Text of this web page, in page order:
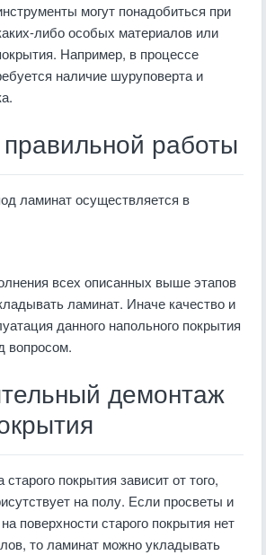
могут понадобиться при
либо особых материалов или
Например, в процессе
наличие шуруповерта и
работы
ламинат осуществляется в
всех описанных выше этапов
ламинат. Иначе качество и
данного напольного покрытия
вопросом.
демонтаж
покрытия зависит от того,
на полу. Если просветы и
поверхности старого покрытия нет
то ламинат можно укладывать